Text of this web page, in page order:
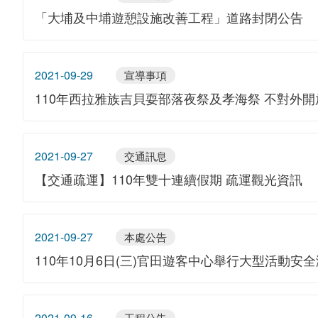
「大埔及中埔遊憩設施改善工程」道路封閉公告
2021-09-29 宣導事項
110年西拉雅族吉貝耍部落夜祭及孝海祭 不對外開
2021-09-27 交通訊息
【交通疏運】110年雙十連續假期 疏運觀光資訊
2021-09-27 本處公告
110年10月6日(三)官田遊客中心舉行大型活動安